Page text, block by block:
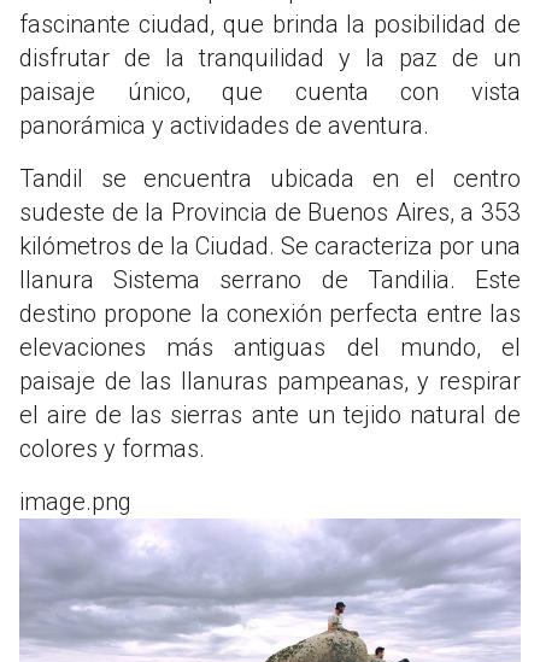
fascinante ciudad, que brinda la posibilidad de
disfrutar de la tranquilidad y la paz de un
paisaje único, que cuenta con vista
panorámica y actividades de aventura.
Tandil se encuentra ubicada en el centro
sudeste de la Provincia de Buenos Aires, a 353
kilómetros de la Ciudad. Se caracteriza por una
llanura Sistema serrano de Tandilia. Este
destino propone la conexión perfecta entre las
elevaciones más antiguas del mundo, el
paisaje de las llanuras pampeanas, y respirar
el aire de las sierras ante un tejido natural de
colores y formas.
image.png